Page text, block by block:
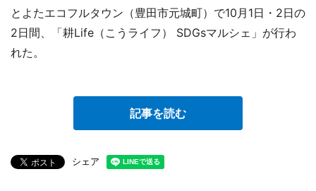
とよたエコフルタウン（豊田市元城町）で10月1日・2日の
2日間、「耕Life（こうライフ） SDGsマルシェ」が行わ
れた。
記事を読む
シェア